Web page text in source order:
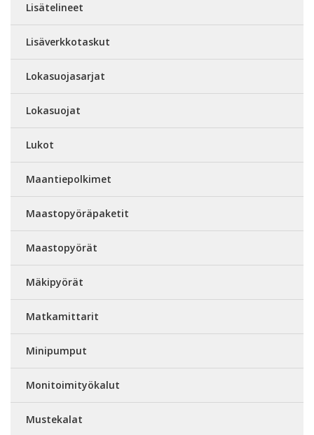
Lisätelineet
Lisäverkkotaskut
Lokasuojasarjat
Lokasuojat
Lukot
Maantiepolkimet
Maastopyöräpaketit
Maastopyörät
Mäkipyörät
Matkamittarit
Minipumput
Monitoimityökalut
Mustekalat